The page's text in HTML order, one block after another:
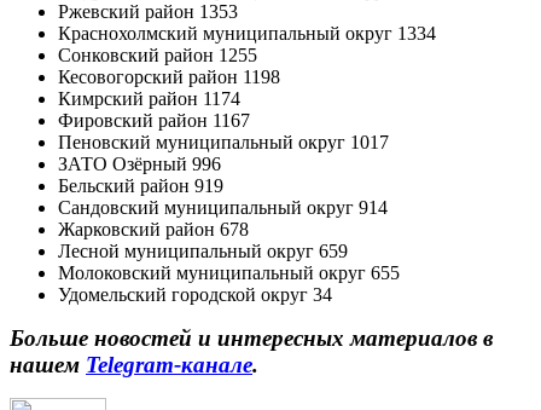
Ржевский район 1353
Краснохолмский муниципальный округ 1334
Сонковский район 1255
Кесовогорский район 1198
Кимрский район 1174
Фировский район 1167
Пеновский муниципальный округ 1017
ЗАТО Озёрный 996
Бельский район 919
Сандовский муниципальный округ 914
Жарковский район 678
Лесной муниципальный округ 659
Молоковский муниципальный округ 655
Удомельский городской округ 34
Больше новостей и интересных материалов в
нашем Telegram-канале.